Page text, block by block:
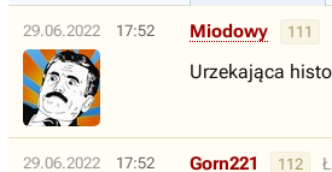
29.06.2022 17:52 Miodowy 111
Urzekająca
29.06.2022 17:52 Gorn221 112